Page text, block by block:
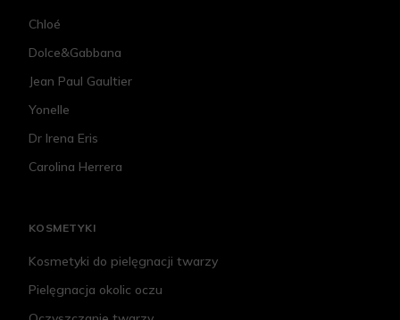
Chloé
Dolce&Gabbana
Jean Paul Gaultier
Yonelle
Dr Irena Eris
Carolina Herrera
KOSMETYKI
Kosmetyki do pielęgnacji twarzy
Pielęgnacja okolic oczu